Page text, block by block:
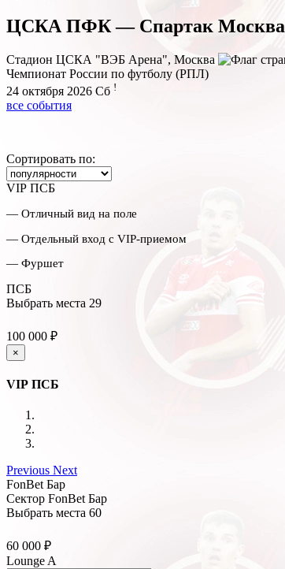
ЦСКА ПФК — Спартак Москва
Стадион ЦСКА "ВЭБ Арена", Москва
Чемпионат России по футболу (РПЛ)
24 октября 2026 Сб !
все события
Сортировать по:
VIP ПСБ
— Отличный вид на поле
— Отдельный вход с VIP-приемом
— Фуршет
ПСБ
Выбрать места 29
100 000 ₽
×
VIP ПСБ
Previous Next
FonBet Бар
Сектор FonBet Бар
Выбрать места 60
60 000 ₽
Lounge A